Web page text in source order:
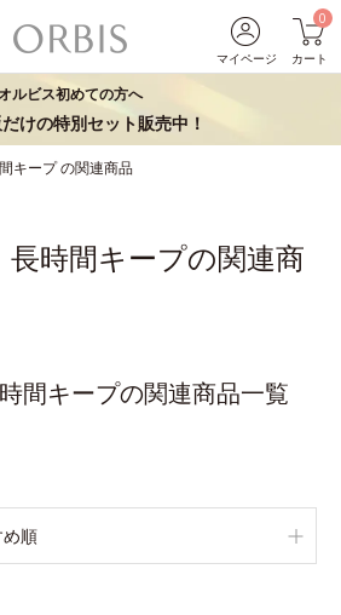
マイページ
0
カート
ルビス初めての方へ
けの特別セット販売中！
キープの関連商品
時間キープの関連商
間キープの関連商品一覧
順